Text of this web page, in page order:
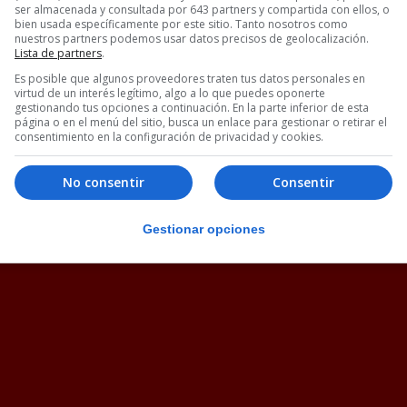
ser almacenada y consultada por 643 partners y compartida con ellos, o
bien usada específicamente por este sitio. Tanto nosotros como
nuestros partners podemos usar datos precisos de geolocalización.
Lista de partners.
Es posible que algunos proveedores traten tus datos personales en
virtud de un interés legítimo, algo a lo que puedes oponerte
gestionando tus opciones a continuación. En la parte inferior de esta
página o en el menú del sitio, busca un enlace para gestionar o retirar el
consentimiento en la configuración de privacidad y cookies.
Consentir
No consentir
Gestionar opciones